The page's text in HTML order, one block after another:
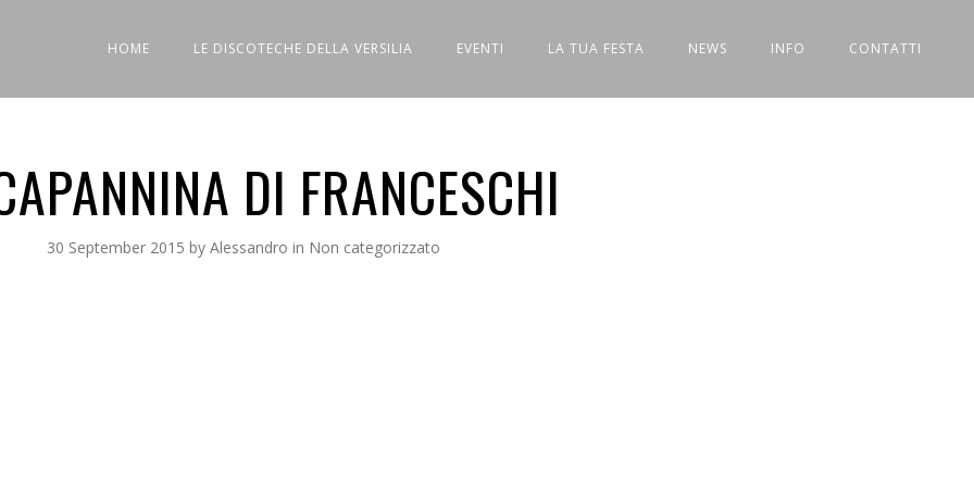
HOME LE DISCOTECHE DELLA VERSILIA EVENTI LA TUA FESTA NEWS INFO CONTATTI
DI FRANCESCHI
30 September 2015 by Alessandro in Non categorizzato